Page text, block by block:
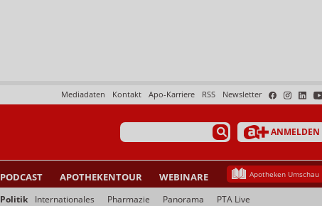
Newsletter
RSS
Apo-Karriere
Kontakt
Mediadaten
ANMELDEN
PODCAST APOTHEKENTOUR WEBINARE Apotheken Umschau
Politik Internationales Pharmazie Panorama PTA Live